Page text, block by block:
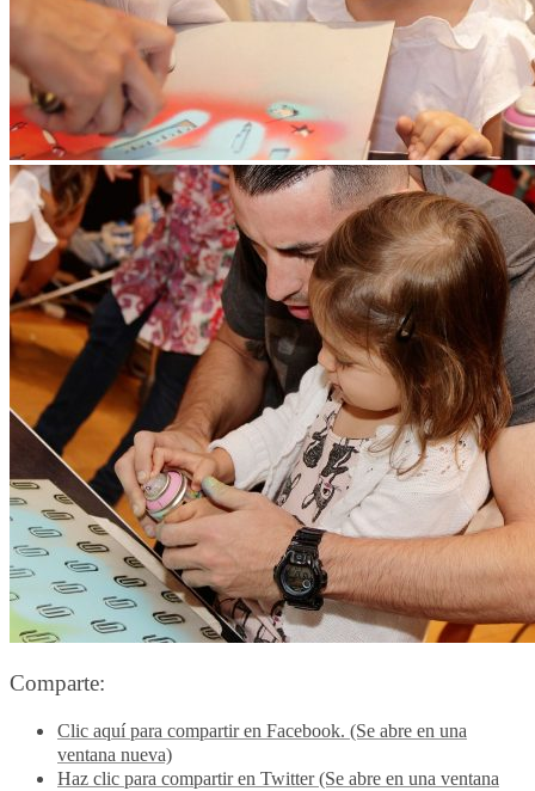
Comparte:
Clic aquí para compartir en Facebook. (Se abre en una
ventana nueva)
Haz clic para compartir en Twitter (Se abre en una ventana